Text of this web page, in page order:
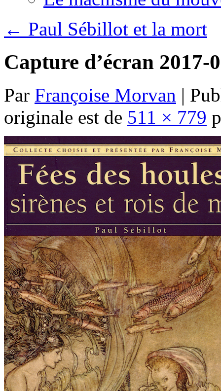
← Paul Sébillot et la mort
Capture d’écran 2017-
Par Françoise Morvan |
originale est de 511 × 779